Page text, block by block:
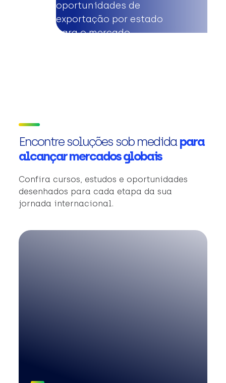
oportunidades de
exportação por estado
para o mercado
Encontre soluções sob medidapara
alcançar mercados globais
Confira cursos, estudos e oportunidades
desenhados para cada etapa da sua
jornada internacional.